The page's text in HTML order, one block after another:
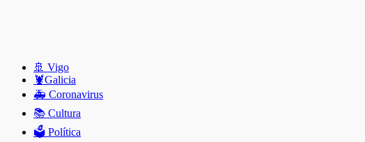
🚢 Vigo
🦞️Galicia
🚑 Coronavirus
📚 Cultura
🗳️ Política